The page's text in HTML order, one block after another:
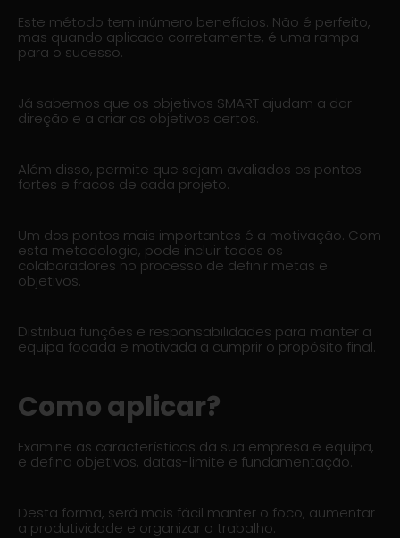
Este método tem inúmero benefícios. Não é perfeito,
mas quando aplicado corretamente, é uma rampa
para o sucesso.
Já sabemos que os objetivos SMART ajudam a dar
direção e a criar os objetivos certos.
Além disso, permite que sejam avaliados os pontos
fortes e fracos de cada projeto.
Um dos pontos mais importantes é a motivação. Com
esta metodologia, pode incluir todos os
colaboradores no processo de definir metas e
objetivos.
Distribua funções e responsabilidades para manter a
equipa focada e motivada a cumprir o propósito final.
Como aplicar?
Examine as características da sua empresa e equipa,
e defina objetivos, datas-limite e fundamentação.
Desta forma, será mais fácil manter o foco, aumentar
a produtividade e organizar o trabalho.